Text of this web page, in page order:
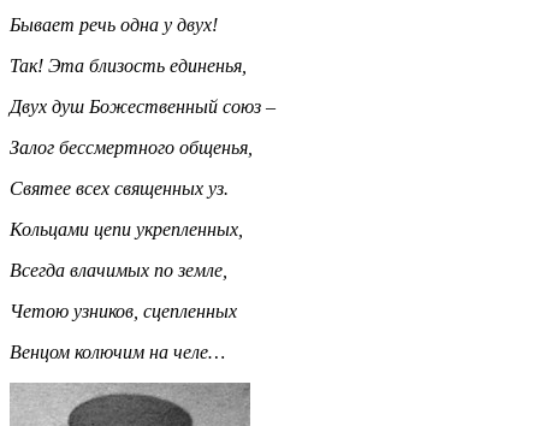
Бывает речь одна у двух!
Так! Эта близость единенья,
Двух душ Божественный союз –
Залог бессмертного общенья,
Святее всех священных уз.
Кольцами цепи укрепленных,
Всегда влачимых по земле,
Четою узников, сцепленных
Венцом колючим на челе…